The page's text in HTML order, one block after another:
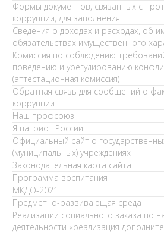
Формы документов, связанных с
коррупции, для заполнения
Сведения о доходах и расходах, об
обязательствах имущественного
Комиссия по соблюдению
поведению и урегулированию
(аттестационная комиссия)
Обратная связь для сообщений о
коррупции
Наш профсоюз
Я патриот России
Официальный сайт о
(муниципальных) учреждениях
Законодательная карта сайта
Программа воспитания
МКДО-2021
Предметно-развивающая среда
Реализации социального заказа по
деятельности «реализация